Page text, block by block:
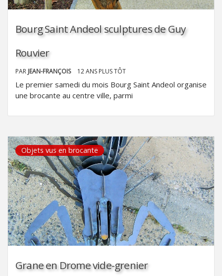
Bourg Saint Andeol sculptures de Guy
Rouvier
PAR JEAN-FRANÇOIS 12 ANS PLUS TÔT
Le premier samedi du mois Bourg Saint Andeol organise
une brocante au centre ville, parmi
Objets vus en brocante
Grane en Drome vide-grenier